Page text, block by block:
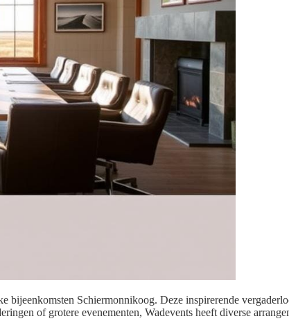
bijeenkomsten Schiermonnikoog. Deze inspirerende
of grotere evenementen, Wadevents heeft diverse